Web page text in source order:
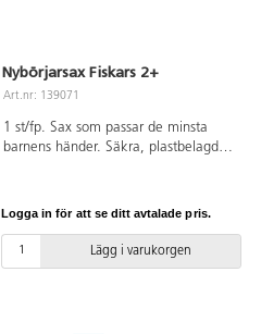
Nybörjarsax Fiskars 2+
Art.nr: 139071
1 st/fp. Sax som passar de minsta
barnens händer. Säkra, plastbelagda
öppnar bladen efter varje klipp.
vinkel för att det ska gå lätt att
använda saxen utan att tappa
Logga in för att se ditt avtalade pris.
Lägg i varukorgen